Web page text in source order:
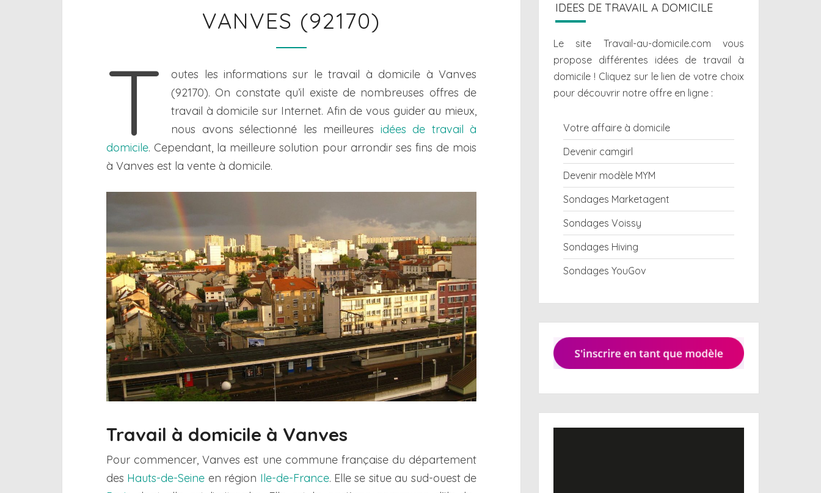
(92170)
VANVES (92170)
T
outes les informations sur le travail à domicile à Vanves
(92170). On constate qu’il existe de nombreuses offres de
travail à domicile sur Internet. Afin de vous guider au mieux,
nous avons sélectionné les meilleures idées de travail à
domicile. Cependant, la meilleure solution pour arrondir ses fins de mois
à Vanves est la vente à domicile.
Travail à domicile à Vanves
Pour commencer, Vanves est une commune française du département
des Hauts-de-Seine en région Ile-de-France. Elle se situe au sud-ouest de
IDEES DE TRAVAIL A DOMICILE
Le site Travail-au-domicile.com vous
propose différentes idées de travail à
domicile ! Cliquez sur le lien de votre choix
pour découvrir notre offre en ligne :
Votre affaire à domicile
Devenir camgirl
Devenir modèle MYM
Sondages Marketagent
Sondages Voissy
Sondages Hiving
Sondages YouGov